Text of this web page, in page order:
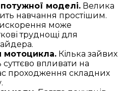
моделі. Велика
навчання простішим.
може
труднощі для
мотоцикла. Кілька зайвих
суттєво впливати на
проходження складних